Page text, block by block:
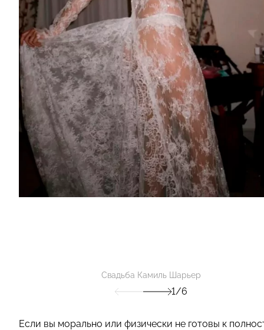
Свадьба Камиль Шарьер
1/6
Если вы морально или физически не готовы к